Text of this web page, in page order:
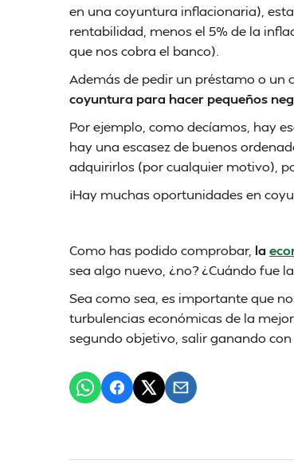
en una coyuntura inflacionaria),
rentabilidad, menos el 5% de la
que nos cobra el banco).
Además de pedir un préstamo o un
coyuntura para hacer pequeños
Por ejemplo, como decíamos, hay
hay una escasez de buenos
adquirirlos (por cualquier motivo),
¡Hay muchas oportunidades en
Como has podido comprobar, la
sea algo nuevo, ¿no? ¿Cuándo fue
Sea como sea, es importante que
turbulencias económicas de la
segundo objetivo, salir ganando